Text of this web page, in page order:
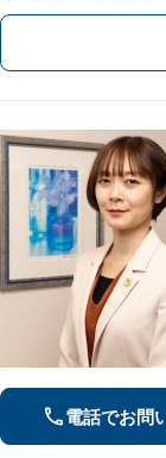
電話でお問